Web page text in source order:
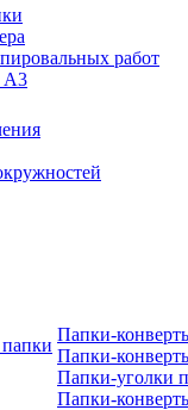
работ
А3
Папки-
Папки-
Папки-уголки
Папки-